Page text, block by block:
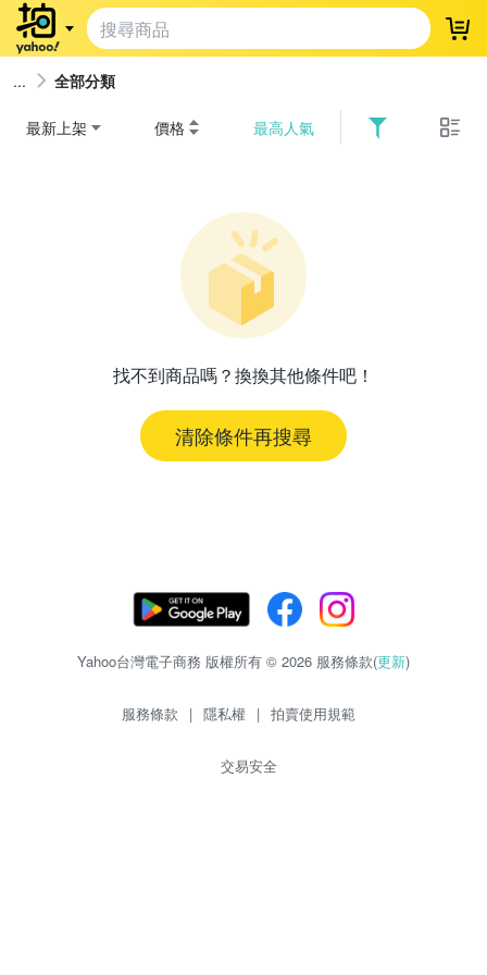
登
全部分類
最新上架 價格 最高人氣
找不到商品嗎？換換其他條件吧！
清除條件再搜尋
Yahoo台灣電子商務 版權所有 © 2026 服務條款(更新)
服務條款 | 隱私權 | 拍賣使用規範
交易安全